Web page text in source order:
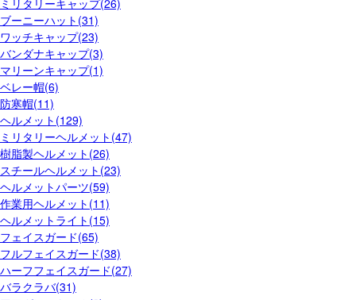
ミリタリーキャップ(26)
ブーニーハット(31)
ワッチキャップ(23)
バンダナキャップ(3)
マリーンキャップ(1)
ベレー帽(6)
防寒帽(11)
ヘルメット(129)
ミリタリーヘルメット(47)
樹脂製ヘルメット(26)
スチールヘルメット(23)
ヘルメットパーツ(59)
作業用ヘルメット(11)
ヘルメットライト(15)
フェイスガード(65)
フルフェイスガード(38)
ハーフフェイスガード(27)
バラクラバ(31)